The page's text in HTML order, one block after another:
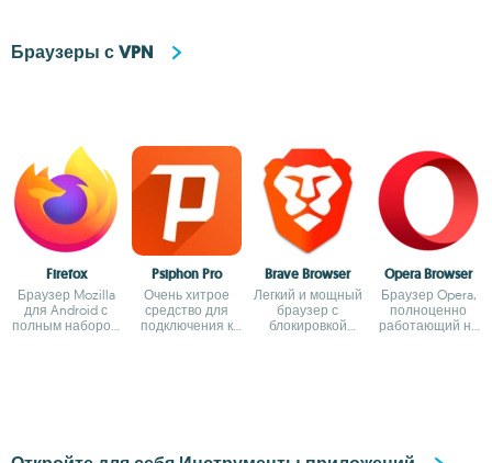
Браузеры с VPN
Firefox
Браузер Mozilla
для Android с
полным набором
Psiphon Pro
Очень хитрое
средство для
подключения к
Brave Browser
Легкий и мощный
браузер с
блокировкой
Opera Browser
Браузер Opera,
полноценно
работающий на